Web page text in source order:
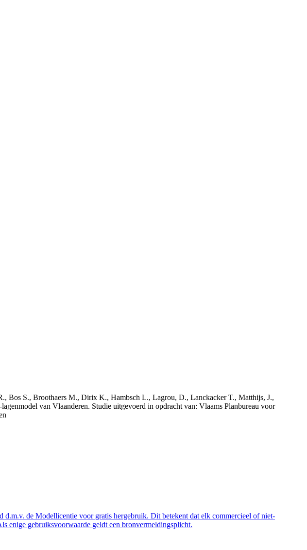
Bos S., Broothaers M., Dirix K., Hambsch L., Lagrou, D., Lanckacker T., Matthijs, J.,
van Vlaanderen. Studie uitgevoerd in opdracht van: Vlaams Planbureau voor
de Modellicentie voor gratis hergebruik. Dit betekent dat elk commercieel of niet-
enige gebruiksvoorwaarde geldt een bronvermeldingsplicht.